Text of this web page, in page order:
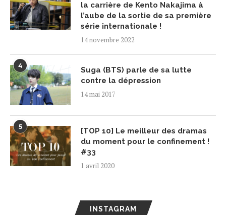
la carrière de Kento Nakajima à
l’aube de la sortie de sa première
série internationale !
14 novembre 2022
4
Suga (BTS) parle de sa lutte
contre la dépression
14 mai 2017
5
[TOP 10] Le meilleur des dramas
du moment pour le confinement !
#33
1 avril 2020
INSTAGRAM